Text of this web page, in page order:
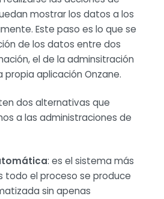
mostrar los datos a los
Este paso es lo que se
de los datos entre dos
el de la adminsitración
aplicación Onzane.
dos alternativas que
a las administraciones de
: es el sistema más
todo el proceso se produce
sin apenas